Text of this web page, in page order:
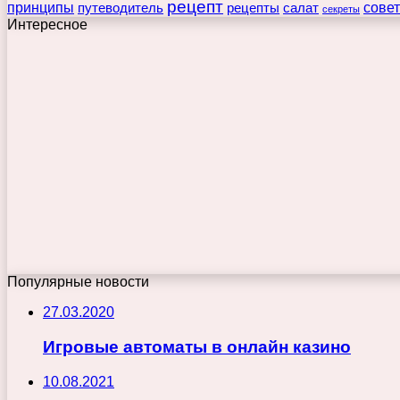
принципы путеводитель рецепт рецепты салат секреты
Интересное
Популярные новости
27.03.2020
Игровые автоматы в онлайн казино
10.08.2021